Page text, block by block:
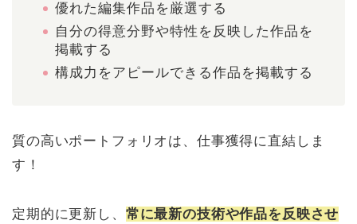
優れた編集作品を厳選する
自分の得意分野や特性を反映した作品を
掲載する
構成力をアピールできる作品を掲載する
質の高いポートフォリオは、仕事獲得に直結しま
す！
定期的に更新し、 常に最新の技術や作品を反映させ